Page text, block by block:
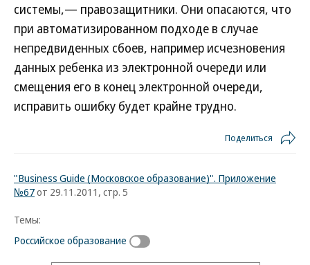
системы,— правозащитники. Они опасаются, что
при автоматизированном подходе в случае
непредвиденных сбоев, например исчезновения
данных ребенка из электронной очереди или
смещения его в конец электронной очереди,
исправить ошибку будет крайне трудно.
Поделиться
"Business Guide (Московское образование)". Приложение
№67от 29.11.2011, стр. 5
Темы:
Российское образование